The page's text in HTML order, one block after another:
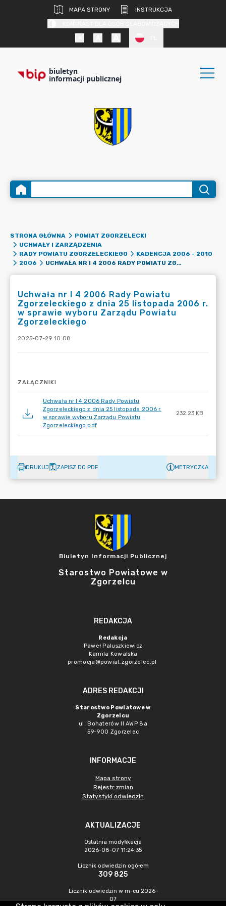
MAPA STRONY
INSTRUKCJA
biuletyn
informacji publicznej
STRONA GŁÓWNA
POWIAT ZGORZELECKI
UCHWAŁY I ZARZĄDZENIA
RADY POWIATU ZGORZELECKIEGO
KADENCJA 2006 - 2010
2006
UCHWAŁA NR I 4 2006 RADY POWIATU ZGORZELECKIEGO Z DNIA 25 LISTOPADA 2006 R. W SPRAWIE WYBORU ZARZĄDU POWIATU ZGORZELECKIEGO
Uchwała nr I 4 2006 Rady Powiatu
Zgorzeleckiego z dnia 25 listopada 2006 r.
w sprawie wyboru Zarządu Powiatu
Zgorzeleckiego
2025-07-29 10:08
ZAŁĄCZNIKI
Uchwała nr I 4 2006 Rady Powiatu
Zgorzeleckiego z dnia 25 listopada 2006 r.
w sprawie wyboru Zarządu Powiatu
Zgorzeleckiego.pdf
232.23 KB
DRUKUJ ZAPISZ DO PDF METRYCZKA
Biuletyn Informacji Publicznej
Starostwo Powiatowe w
Zgorzelcu
REDAKCJA
Redakcja
Paweł Paluszkiewicz
Kamila Kowalska
promocja@powiat.zgorzelec.pl
ADRES REDAKCJI
Starostwo Powiatowe w
Zgorzelcu
ul. Bohaterów II AWP 8a
59-900 Zgorzelec
INFORMACJE
Mapa strony
Rejestr zmian
Statystyki odwiedzin
AKTUALIZACJE
Ostatnia modyfikacja
2026-08-07 11:24:35
Licznik odwiedzin ogółem
309 825
Licznik odwiedzin w m-cu 2026-
07